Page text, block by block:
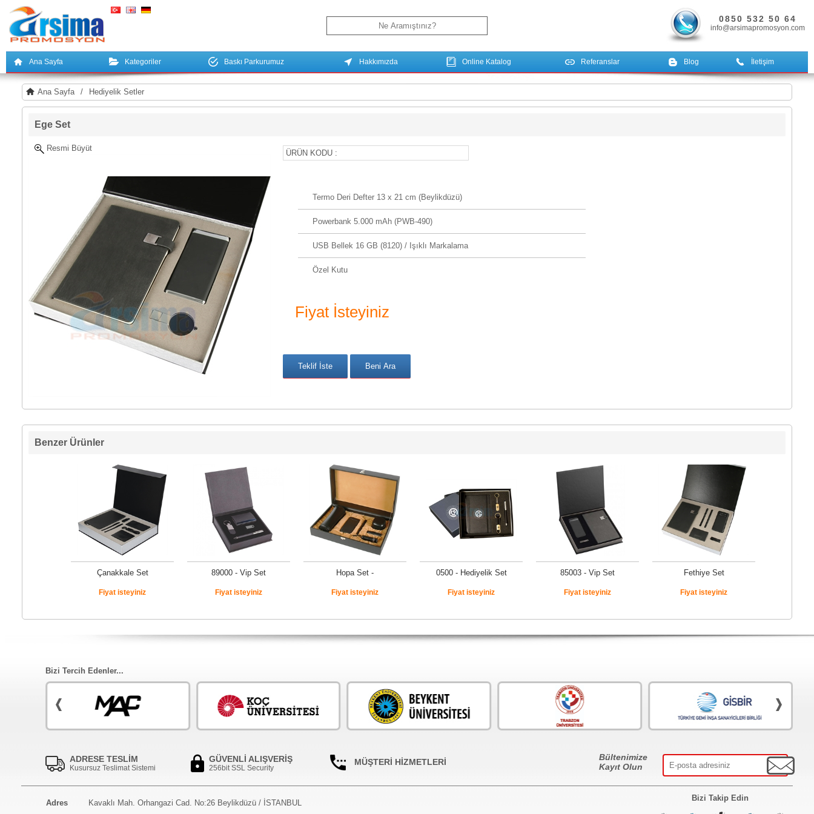
0850 532 50 64
info@arsimapromosyon.com
Ana Sayfa Kategoriler Baskı Parkurumuz Hakkımızda Online Katalog Referanslar Blog İletişim
Ana Sayfa / Hediyelik Setler
Ege Set
Resmi Büyüt
ÜRÜN KODU :
Termo Deri Defter 13 x 21 cm (Beylikdüzü)
Powerbank 5.000 mAh (PWB-490)
USB Bellek 16 GB (8120) / Işıklı Markalama
Özel Kutu
Fiyat İsteyiniz
Benzer Ürünler
Çanakkale Set
Fiyat isteyiniz
89000 - Vip Set
Fiyat isteyiniz
Hopa Set -
Fiyat isteyiniz
0500 - Hediyelik Set
Fiyat isteyiniz
85003 - Vip Set
Fiyat isteyiniz
Fethiye Set
Fiyat isteyiniz
Bizi Tercih Edenler...
ADRESE TESLİM
Kusursuz Teslimat Sistemi
GÜVENLİ ALIŞVERİŞ
256bit SSL Security
MÜŞTERİ HİZMETLERİ
Bültenimize
Kayıt Olun
Bizi Takip Edin
Adres
Kavaklı Mah. Orhangazi Cad. No:26 Beylikdüzü / İSTANBUL